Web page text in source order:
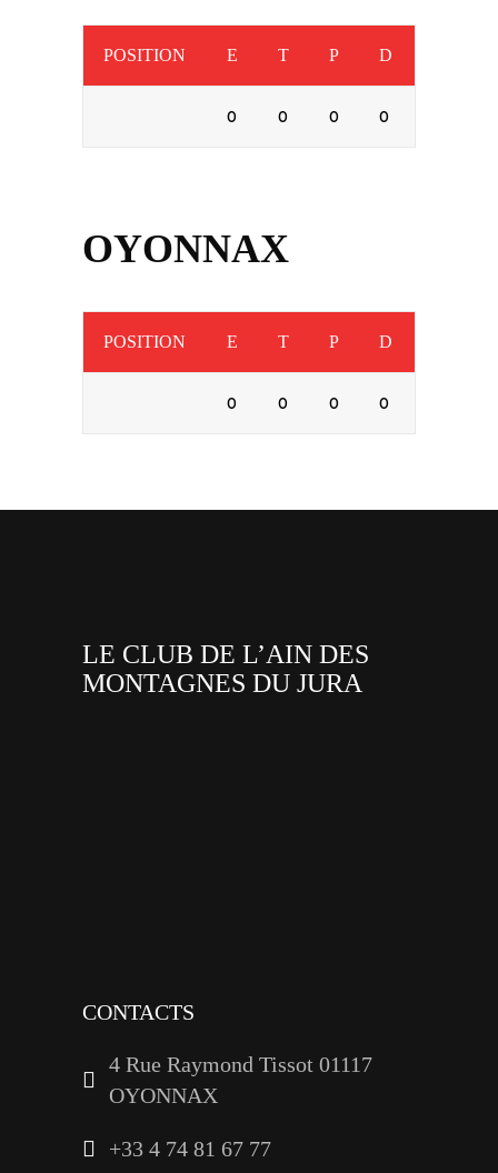
POSITION E T P D
0 0 0 0
OYONNAX
POSITION E T P D
0 0 0 0
LE CLUB DE L’AIN DES
MONTAGNES DU JURA
CONTACTS
4 Rue Raymond Tissot 01117
OYONNAX
+33 4 74 81 67 77